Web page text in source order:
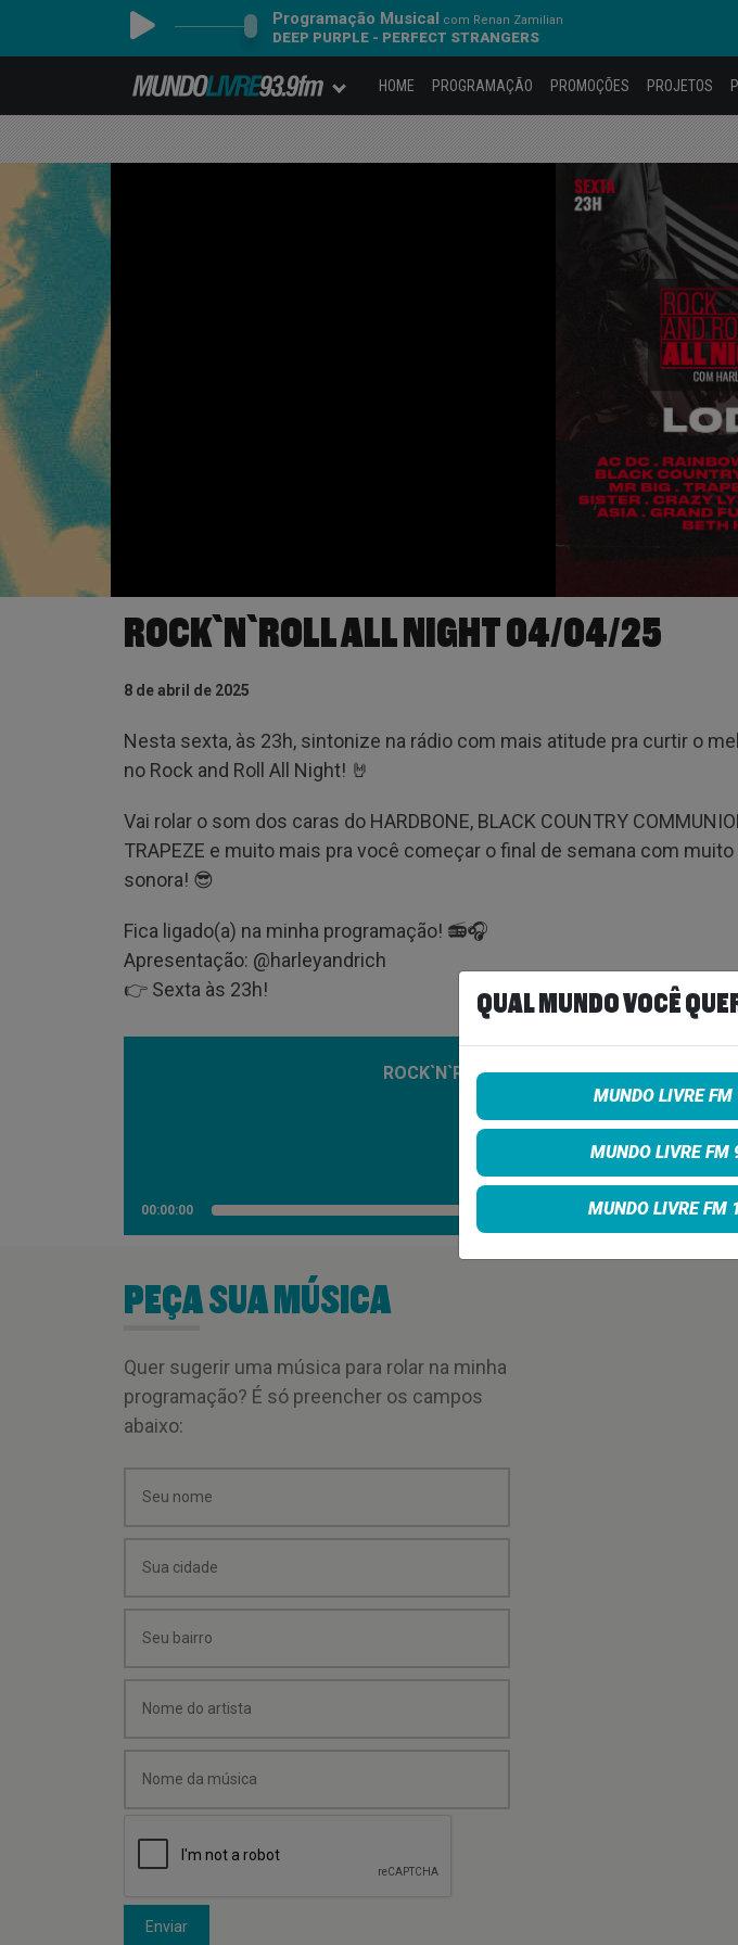
Programação Musical com Renan Zamilian
DEEP PURPLE - PERFECT STRANGERS
HOME PROGRAMAÇÃO PROMOÇÕES PROJETOS
ROCK`N`ROLL ALL NIGHT 04/04/25
8 de abril de 2025
Nesta sexta, às 23h, sintonize na rádio com mais atitude pra curtir o
no Rock and Roll All Night! 🤘
Vai rolar o som dos caras do HARDBONE, BLACK COUNTRY
TRAPEZE e muito mais pra você começar o final de semana com
sonora! 😎
Fica ligado(a) na minha programação! 📻🎧
Apresentação: @‌harleyandrich
👉 Sexta às 23h!
ROCK`N`ROLL ALL NIGHT 04/04/25
00:00:00
PEÇA SUA MÚSICA
Quer sugerir uma música para rolar na minha
programação? É só preencher os campos
abaixo:
Enviar
QUAL MUNDO VOCÊ
MUNDO LIVRE
MUNDO LIVRE
MUNDO LIVRE